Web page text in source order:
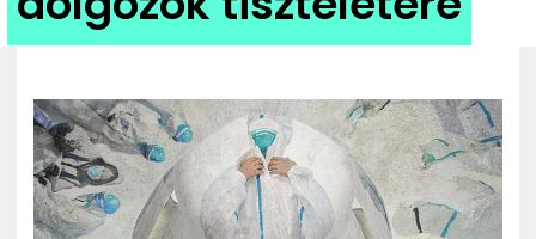
ZENE
IMPRESSZUM
PR-ARCHÍVUM
ADATKEZELÉSI TÁJÉKOZTATÓ